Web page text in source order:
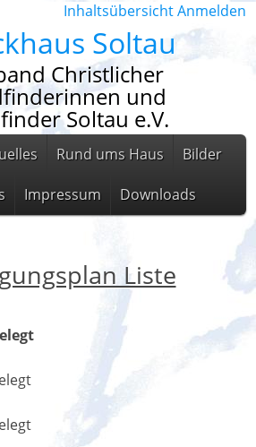
InhaltsübersichtAnmelden
Soltau
Christlicher
und
Soltau e.V.
Rund ums Haus Bilder
Impressum Downloads
Liste